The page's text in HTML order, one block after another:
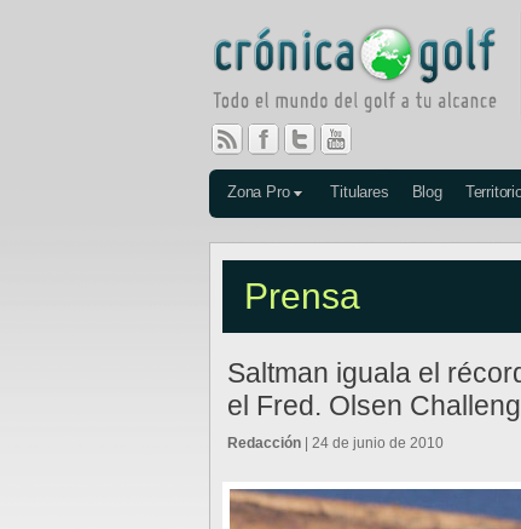
Zona Pro Titulares Blog
Prensa
Saltman iguala el
el Fred. Olsen
Redacción | 24 de junio de 2010